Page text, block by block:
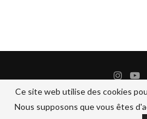
Ce site web utilise des cookies
Nous supposons que vous êtes